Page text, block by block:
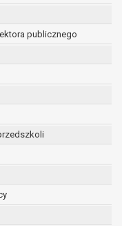
publicznego
lub
danych
bycia
art. 17 RODO,
do celów,
lub w inny
wniosła
wycofała
danych
podstawą